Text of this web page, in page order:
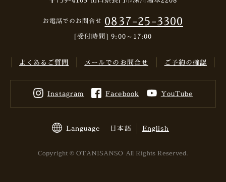
お電話でのお問合せ 0837-25-3300
[受付時間] 9:00～17:00
よくあるご質問 メールでのお問合せ ご予約の確認
Instagram Facebook YouTube
Language English
日本語
Copyright © OTANISANSO All Rights Reserved.